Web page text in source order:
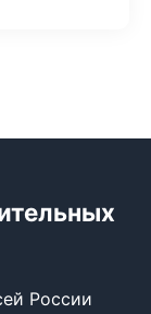
России